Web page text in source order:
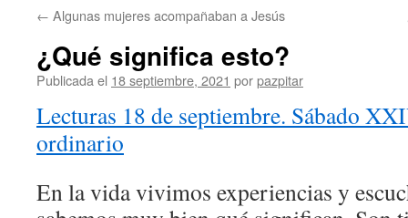
← Algunas mujeres acompañaban a Jesús
¿Qué significa esto?
Publicada el 18 septiembre, 2021 porpazpitar
Lecturas 18 de septiembre. Sábado
ordinario
En la vida vivimos experiencias y